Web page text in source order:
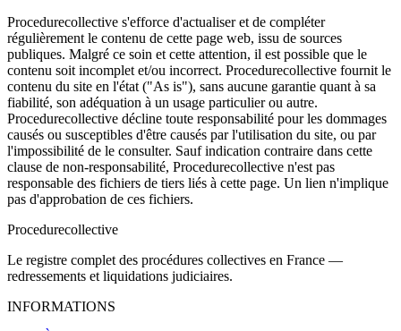
Procedurecollective s'efforce d'actualiser et de compléter
régulièrement le contenu de cette page web, issu de sources
publiques. Malgré ce soin et cette attention, il est possible que le
contenu soit incomplet et/ou incorrect. Procedurecollective fournit le
contenu du site en l'état ("As is"), sans aucune garantie quant à sa
fiabilité, son adéquation à un usage particulier ou autre.
Procedurecollective décline toute responsabilité pour les dommages
causés ou susceptibles d'être causés par l'utilisation du site, ou par
l'impossibilité de le consulter. Sauf indication contraire dans cette
clause de non-responsabilité, Procedurecollective n'est pas
responsable des fichiers de tiers liés à cette page. Un lien n'implique
pas d'approbation de ces fichiers.
Procedurecollective
Le registre complet des procédures collectives en France —
redressements et liquidations judiciaires.
INFORMATIONS